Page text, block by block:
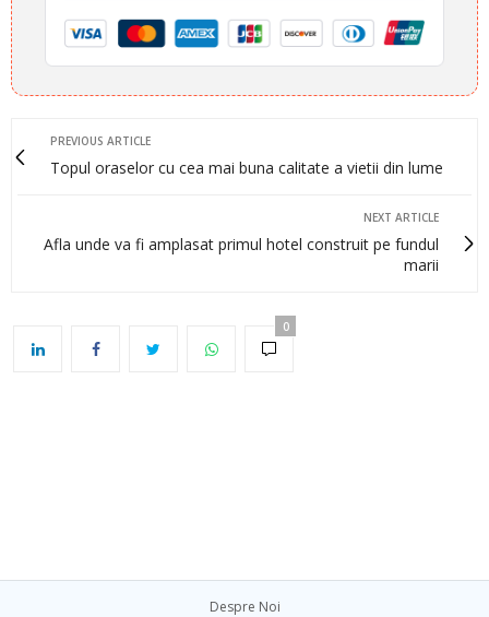
PREVIOUS ARTICLE
Topul oraselor cu cea mai buna calitate a vietii din lume
NEXT ARTICLE
Afla unde va fi amplasat primul hotel construit pe fundul
marii
0
Despre Noi